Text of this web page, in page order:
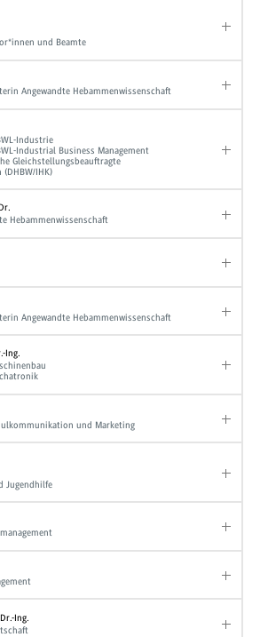
und Beamte
Angewandte Hebammenwissenschaft
Industrie
Industrial Business Management
Gleichstellungsbeauftragte
IHK)
Hebammenwissenschaft
Angewandte Hebammenwissenschaft
Ing.
und Marketing
Jugendhilfe
Ing.